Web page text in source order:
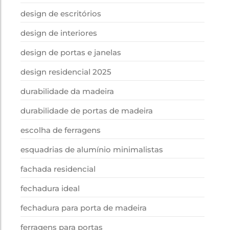
design de escritórios
design de interiores
design de portas e janelas
design residencial 2025
durabilidade da madeira
durabilidade de portas de madeira
escolha de ferragens
esquadrias de alumínio minimalistas
fachada residencial
fechadura ideal
fechadura para porta de madeira
ferragens para portas